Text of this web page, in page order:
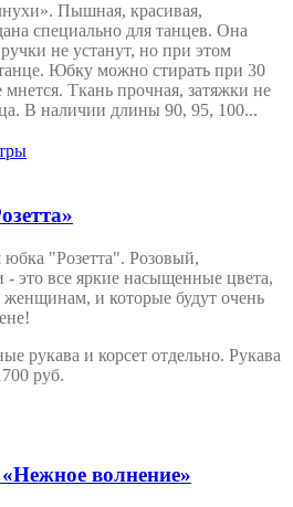
Пышная, красивая,
специально для танцев. Она
не устанут, но при этом
Юбку можно стирать при 30
Ткань прочная, затяжки не
В наличии длины 90, 95, 100...
Этот
вариаций.
можно
выбрать
на
странице
"Розетта". Розовый,
это все яркие насыщенные цвета,
и которые будут очень
рукава и корсет отдельно. Рукава
руб.
волнение»